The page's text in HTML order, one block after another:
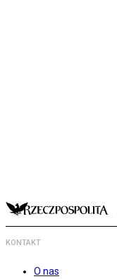
KONTAKT
O nas